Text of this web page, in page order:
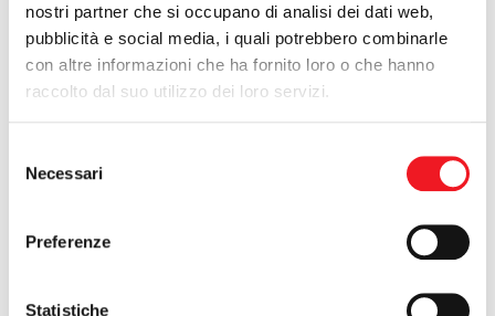
nostri partner che si occupano di analisi dei dati web,
pubblicità e social media, i quali potrebbero combinarle
con altre informazioni che ha fornito loro o che hanno
raccolto dal suo utilizzo dei loro servizi.
delNecessari
Preferenze
Statistiche
condizioni climatiche a lui ottimali (vento forte) il 7 volte iridato
della classe Contender infila altri due primi posti e stacca con
regata inaugurale ed essersi imposto nella seconda, oggi
Bonezzi si è lasciato alle spalle il danese Soren Andreasen, che
Giornata no invece per l’altro mantovano Luca Bonezzi che